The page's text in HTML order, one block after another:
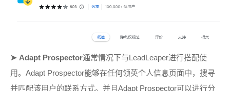
➤ Adapt Prospector通常情况下与LeadLeaper进行搭配使
用。Adapt Prospector能够在任何领英个人信息页面中，搜寻
并匹配该用户的联系方式。并且Adapt Prospector可以进行分